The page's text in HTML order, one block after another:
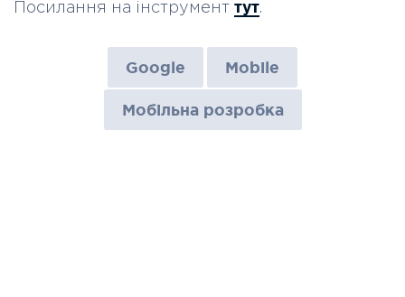
Посилання на інструмент тут.
Google Mobile
Мобільна розробка